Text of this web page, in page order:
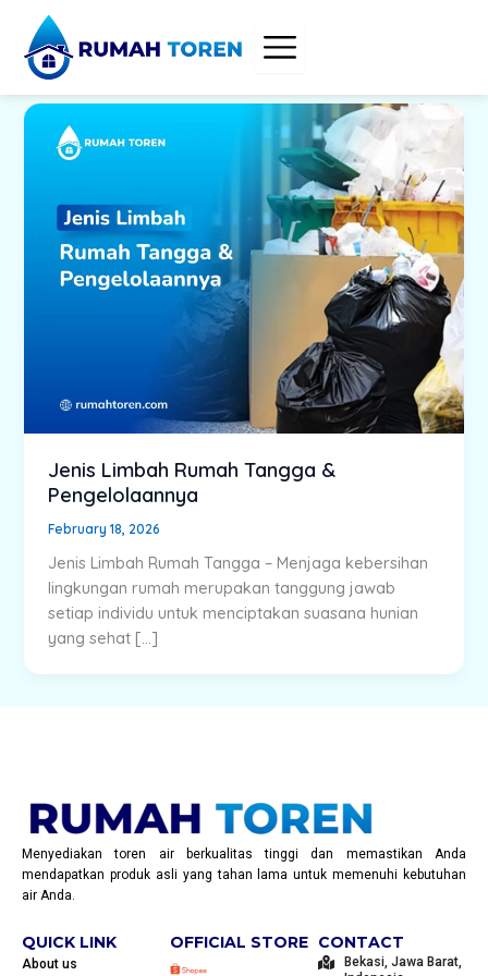
content
Jenis Limbah Rumah Tangga &
Pengelolaannya
February 18, 2026
Jenis Limbah Rumah Tangga – Menjaga kebersihan
lingkungan rumah merupakan tanggung jawab
setiap individu untuk menciptakan suasana hunian
yang sehat […]
Menyediakan toren air berkualitas tinggi dan memastikan Anda
mendapatkan produk asli yang tahan lama untuk memenuhi kebutuhan
air Anda.
QUICK LINK
About us
OFFICIAL STORE CONTACT
Bekasi, Jawa Barat,